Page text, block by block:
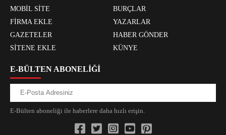
MOBİL SİTE
BURÇLAR
FİRMA EKLE
YAZARLAR
GAZETELER
HABER GÖNDER
SİTENE EKLE
KÜNYE
E-BÜLTEN ABONELİĞİ
E-Bülten aboneliği ile haberlere daha hızlı erişin.